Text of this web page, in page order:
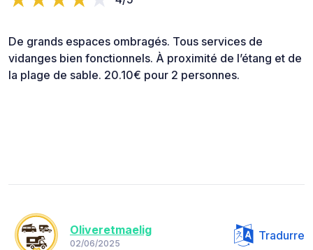
De grands espaces ombragés. Tous services de
vidanges bien fonctionnels. À proximité de l’étang et de
la plage de sable. 20.10€ pour 2 personnes.
Oliveretmaelig
02/06/2025
Tradurre